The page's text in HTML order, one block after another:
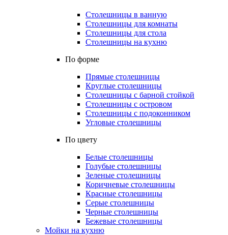
Столешницы в ванную
Столешницы для комнаты
Столешницы для стола
Столешницы на кухню
По форме
Прямые столешницы
Круглые столешницы
Столешницы с барной стойкой
Столешницы с островом
Столешницы с подоконником
Угловые столешницы
По цвету
Белые столешницы
Голубые столешницы
Зеленые столешницы
Коричневые столешницы
Красные столешницы
Серые столешницы
Черные столешницы
Бежевые столешницы
Мойки на кухню